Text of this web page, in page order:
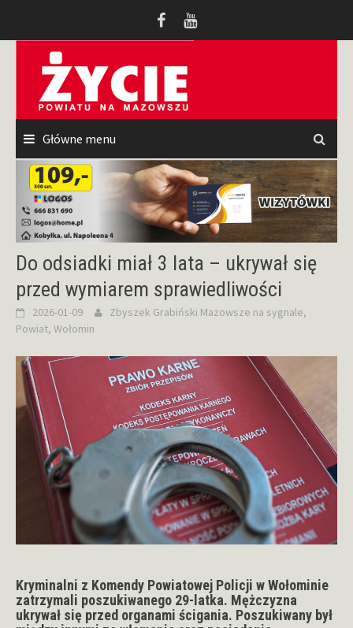
Główne menu
Do odsiadki miał 3 lata – ukrywał się
przed wymiarem sprawiedliwości
2026-01-09 Zbyszek Grabiński Mazowsze na sygnale,
Powiat, Wołomin
Kryminalni z Komendy Powiatowej Policji w Wołominie
zatrzymali poszukiwanego 29-latka. Mężczyzna
ukrywał się przed organami ścigania. Poszukiwany był